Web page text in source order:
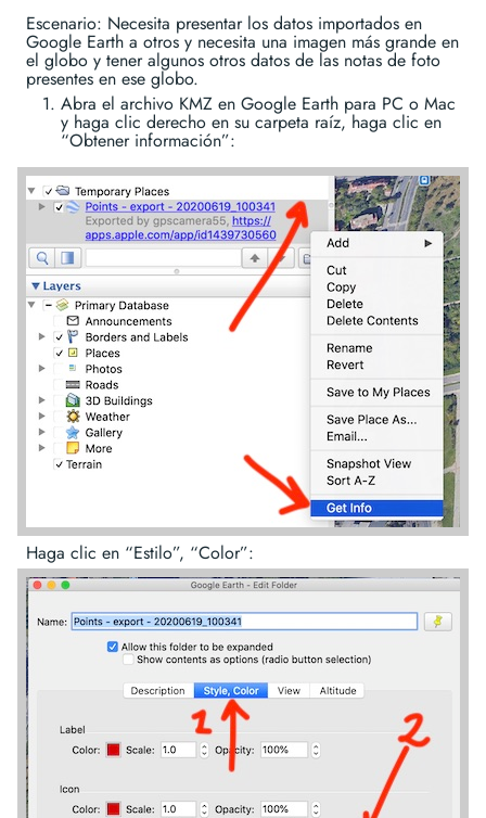
Escenario: Necesita presentar los datos importados en
Google Earth a otros y necesita una imagen más grande en
el globo y tener algunos otros datos de las notas de foto
presentes en ese globo.
Abra el archivo KMZ en Google Earth para PC o Mac
y haga clic derecho en su carpeta raíz, haga clic en
“Obtener información”:
Haga clic en “Estilo”, “Color”: